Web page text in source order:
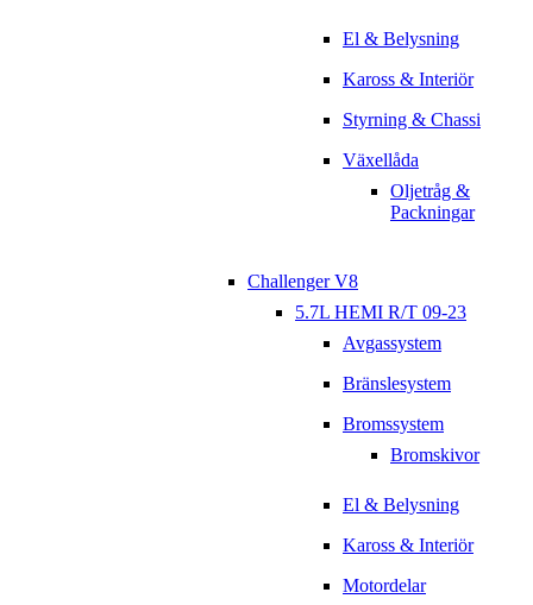
El & Belysning
Kaross & Interiör
Styrning & Chassi
Växellåda
Oljetråg &
Packningar
Challenger V8
5.7L HEMI R/T 09-23
Avgassystem
Bränslesystem
Bromssystem
Bromskivor
El & Belysning
Kaross & Interiör
Motordelar